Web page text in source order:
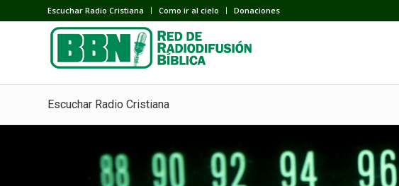
Escuchar Radio Cristiana Como ir al cielo Donaciones
Escuchar Radio Cristiana